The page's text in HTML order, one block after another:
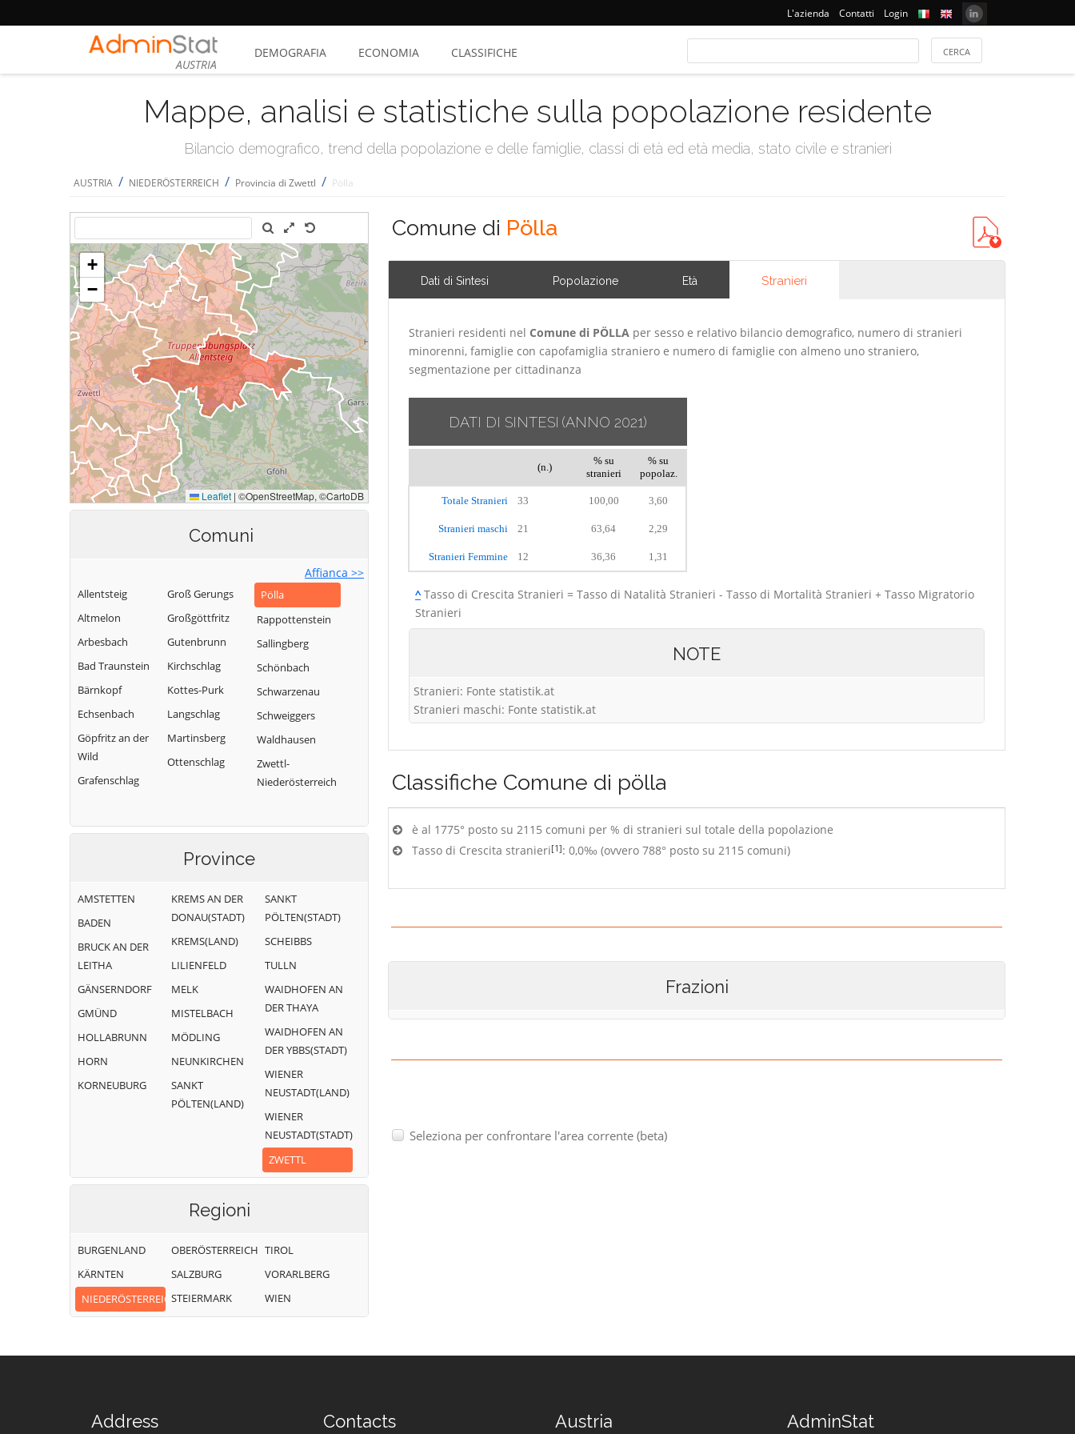
L'azienda Contatti Login
AUSTRIA
DEMOGRAFIA ECONOMIA CLASSIFICHE
Mappe, analisi e statistiche sulla popolazione residente
Bilancio demografico, trend della popolazione e delle famiglie, classi di età ed età media, stato civile e stranieri
AUSTRIA / NIEDERÖSTERREICH / Provincia di Zwettl / Pölla
Comuni
Affianca >>
Allentsteig
Altmelon
Arbesbach
Bad Traunstein
Bärnkopf
Echsenbach
Göpfritz an der
Wild
Grafenschlag
Groß Gerungs
Großgöttfritz
Gutenbrunn
Kirchschlag
Kottes-Purk
Langschlag
Martinsberg
Ottenschlag
Pölla
Rappottenstein
Sallingberg
Schönbach
Schwarzenau
Schweiggers
Waldhausen
Zwettl-
Niederösterreich
Province
AMSTETTEN
BADEN
BRUCK AN DER
LEITHA
GÄNSERNDORF
GMÜND
HOLLABRUNN
HORN
KORNEUBURG
KREMS AN DER
DONAU(STADT)
KREMS(LAND)
LILIENFELD
MELK
MISTELBACH
MÖDLING
NEUNKIRCHEN
SANKT
PÖLTEN(LAND)
SANKT
PÖLTEN(STADT)
SCHEIBBS
TULLN
WAIDHOFEN AN
DER THAYA
WAIDHOFEN AN
DER YBBS(STADT)
WIENER
NEUSTADT(LAND)
WIENER
NEUSTADT(STADT)
ZWETTL
Regioni
BURGENLAND
KÄRNTEN
NIEDERÖSTERREICH
OBERÖSTERREICH
SALZBURG
STEIERMARK
TIROL
VORARLBERG
WIEN
Comune di Pölla
Dati di Sintesi Popolazione Età Stranieri
Stranieri residenti nel Comune di PÖLLA per sesso e relativo bilancio demografico, numero di stranieri
minorenni, famiglie con capofamiglia straniero e numero di famiglie con almeno uno straniero,
segmentazione per cittadinanza
DATI DI SINTESI (ANNO 2021)
(n.)
% su
stranieri
% su
popolaz.
Totale Stranieri 33 100,00 3,60
Stranieri maschi 21 63,64 2,29
Stranieri Femmine 12 36,36 1,31
^Tasso di Crescita Stranieri = Tasso di Natalità Stranieri - Tasso di Mortalità Stranieri + Tasso Migratorio
Stranieri
NOTE
Stranieri: Fonte statistik.at
Stranieri maschi: Fonte statistik.at
Classifiche Comune di pölla
è al 1775° posto su 2115 comuni per % di stranieri sul totale della popolazione
Tasso di Crescita stranieri[1]: 0,0‰ (ovvero 788° posto su 2115 comuni)
Frazioni
Seleziona per confrontare l'area corrente (beta)
Address Contacts Austria AdminStat